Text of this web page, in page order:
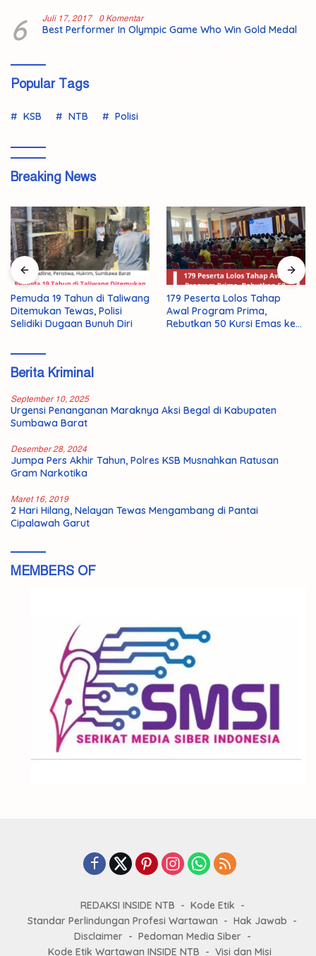
6 Juli 17, 2017 0 Komentar
Best Performer In Olympic Game Who Win Gold Medal
Popular Tags
KSB NTB Polisi
Breaking News
Pemuda 19 Tahun di Taliwang
Ditemukan Tewas, Polisi
Selidiki Dugaan Bunuh Diri
179 Peserta Lolos Tahap
Awal Program Prima,
Rebutkan 50 Kursi Emas ke
Berita Kriminal
September 10, 2025
Urgensi Penanganan Maraknya Aksi Begal di Kabupaten
Sumbawa Barat
Desember 28, 2024
Jumpa Pers Akhir Tahun, Polres KSB Musnahkan Ratusan
Gram Narkotika
Maret 16, 2019
2 Hari Hilang, Nelayan Tewas Mengambang di Pantai
Cipalawah Garut
MEMBERS OF
REDAKSI INSIDE NTB
Kode Etik
Standar Perlindungan Profesi Wartawan
Hak Jawab
Disclaimer
Pedoman Media Siber
Kode Etik Wartawan INSIDE NTB
Visi dan Misi